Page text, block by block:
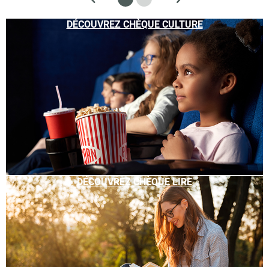
DÉCOUVREZ CHÈQUE CULTURE
DÉCOUVREZ CHÈQUE LIRE